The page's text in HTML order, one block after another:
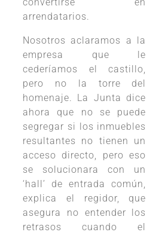
arrendatarios.
Nosotros aclaramos a la
empresa que le
cederíamos el castillo,
pero no la torre del
homenaje. La Junta dice
ahora que no se puede
segregar si los inmuebles
resultantes no tienen un
acceso directo, pero eso
se solucionara con un
‘hall’ de entrada común,
explica el regidor, que
asegura no entender los
retrasos cuando el